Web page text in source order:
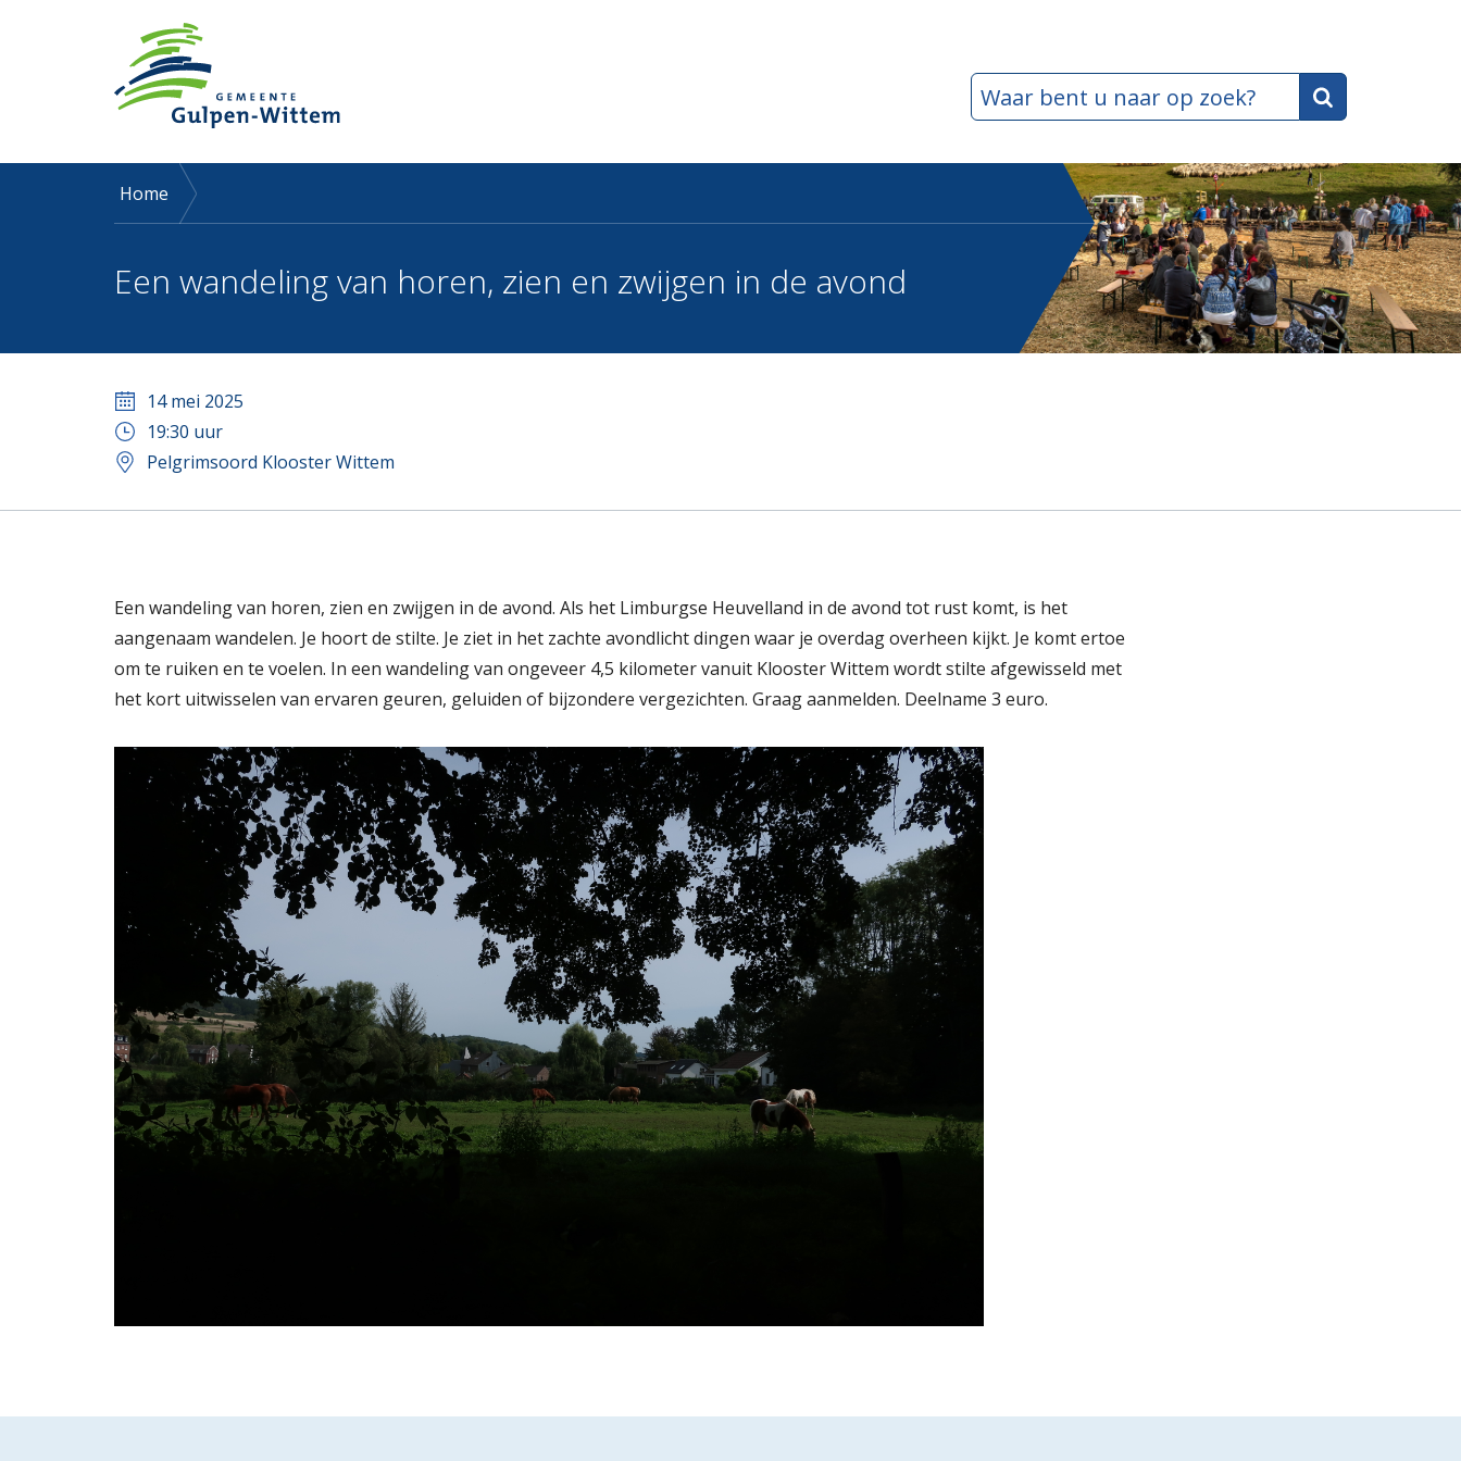
Home
Een wandeling van horen, zien en zwijgen in de avond
14 mei 2025
19:30 uur
Pelgrimsoord Klooster Wittem
Een wandeling van horen, zien en zwijgen in de avond. Als het Limburgse Heuvelland in de avond tot rust komt, is het
aangenaam wandelen. Je hoort de stilte. Je ziet in het zachte avondlicht dingen waar je overdag overheen kijkt. Je komt ertoe
om te ruiken en te voelen. In een wandeling van ongeveer 4,5 kilometer vanuit Klooster Wittem wordt stilte afgewisseld met
het kort uitwisselen van ervaren geuren, geluiden of bijzondere vergezichten. Graag aanmelden. Deelname 3 euro.